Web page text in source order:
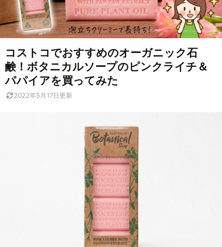
コストコでおすすめのオーガニック石
鹸！ボタニカルソープのピンクライチ＆
パパイアを買ってみた
2022年5月17日更新